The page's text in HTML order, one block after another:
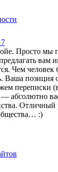
Просто мы
вам
Чем человек
Ваша позиция
переписки
абсолютно
Отличный
:)